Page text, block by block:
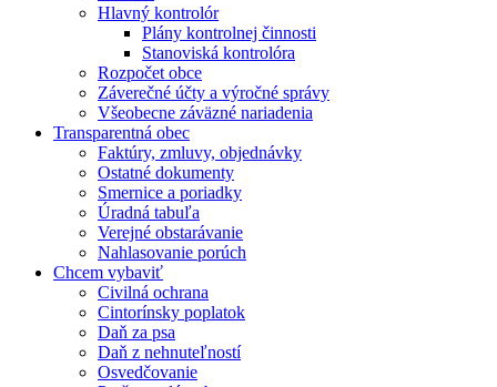
Hlavný kontrolór
Plány kontrolnej činnosti
Stanoviská kontrolóra
Rozpočet obce
Záverečné účty a výročné správy
Všeobecne záväzné nariadenia
Transparentná obec
Faktúry, zmluvy, objednávky
Ostatné dokumenty
Smernice a poriadky
Úradná tabuľa
Verejné obstarávanie
Nahlasovanie porúch
Chcem vybaviť
Civilná ochrana
Cintorínsky poplatok
Daň za psa
Daň z nehnuteľností
Osvedčovanie